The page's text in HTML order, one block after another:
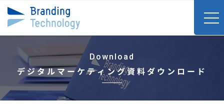
Download
デジタルマーケティング資料ダウンロード